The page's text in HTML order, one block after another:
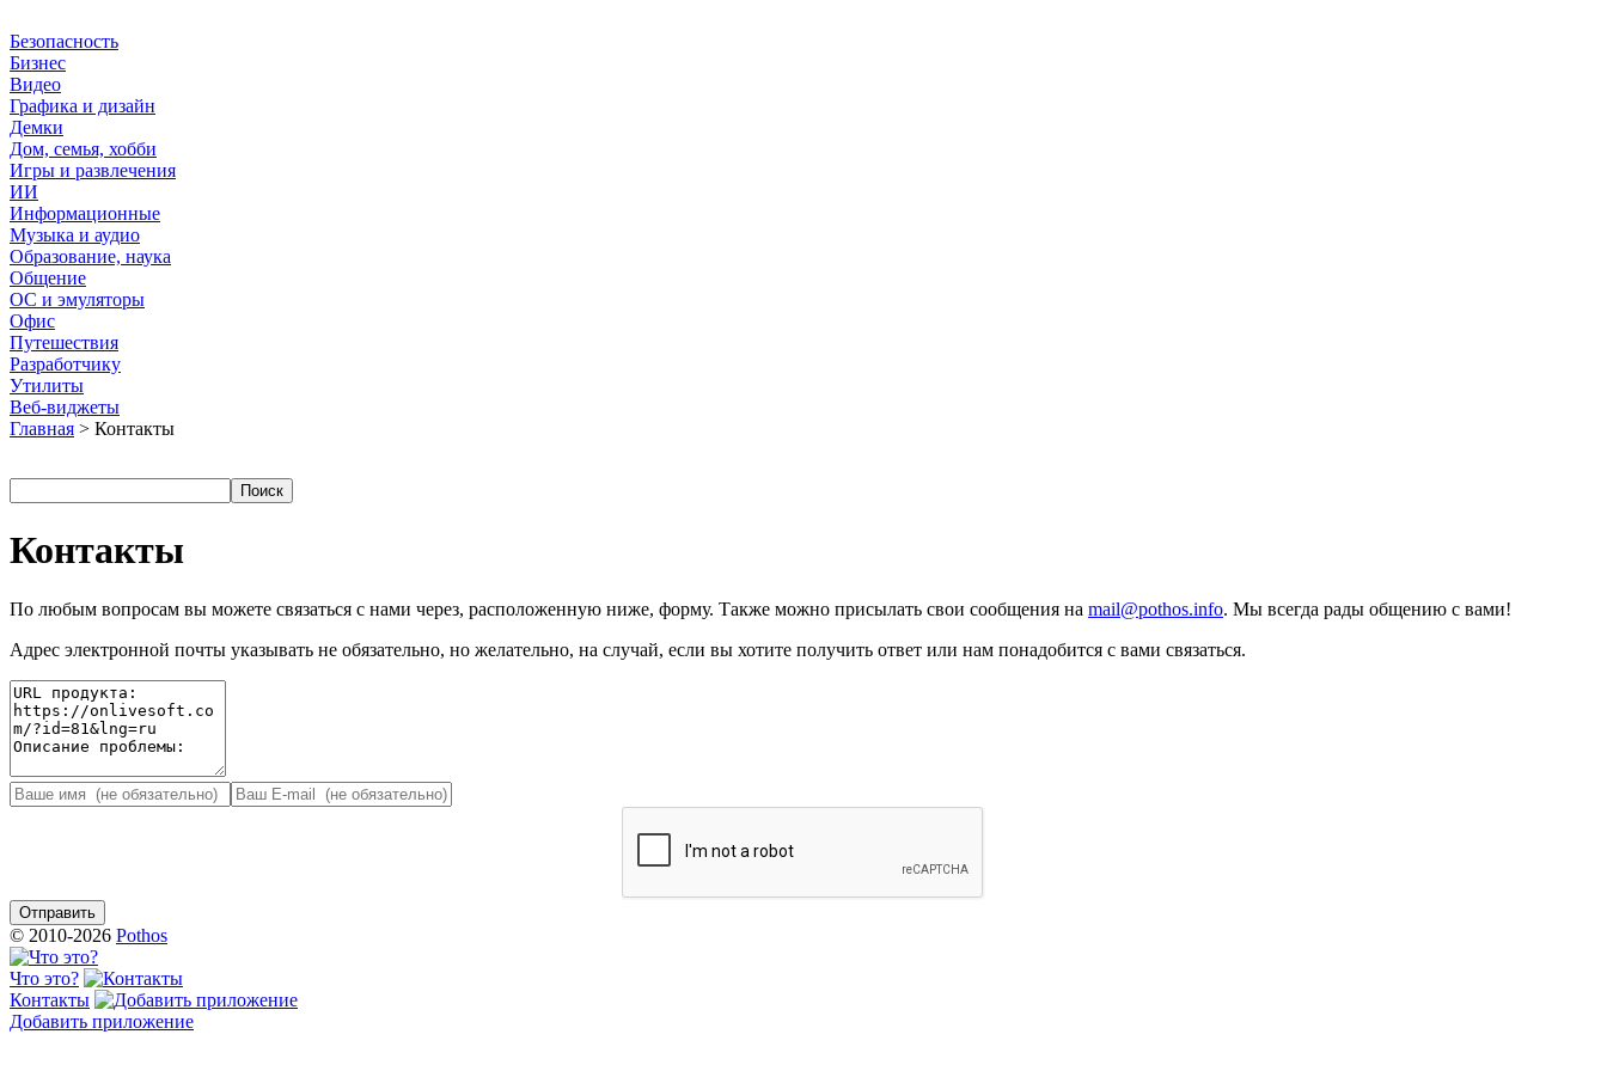
Безопасность
Бизнес
Видео
Графика и дизайн
Демки
Дом, семья, хобби
Игры и развлечения
ИИ
Информационные
Музыка и аудио
Образование, наука
Общение
ОС и эмуляторы
Офис
Путешествия
Разработчику
Утилиты
Веб-виджеты
Главная > Контакты
Контакты
По любым вопросам вы можете связаться с нами через, расположенную ниже, форму. Также можно присылать свои сообщения на mail@pothos.info. Мы всегда рады общению с вами!
Адрес электронной почты указывать не обязательно, но желательно, на случай, если вы хотите получить ответ или нам понадобится с вами связаться.
© 2010-2026 Pothos
Что это?
Контакты
Добавить приложение